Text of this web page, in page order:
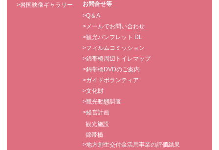
>岩国映像ギャラリー
お問合せ等
>Q＆A
>メールでお問い合わせ
>観光パンフレット DL
>フィルムコミッション
>錦帯橋周辺トイレマップ
>錦帯橋DVDのご案内
>ガイドボランティア
>文化財
>観光動態調査
>経営計画
観光施設
錦帯橋
>地方創生交付金活用事業の評価結果